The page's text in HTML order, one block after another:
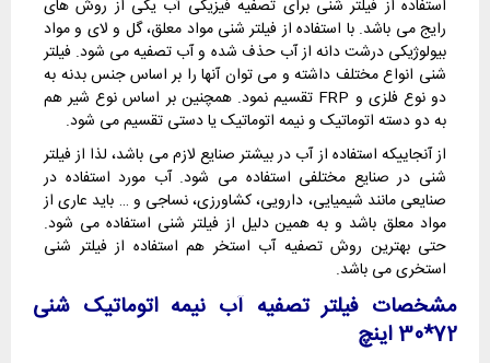
استفاده از فیلتر شنی برای تصفیه فیزیکی آب یکی از روش های
رایج می باشد. با استفاده از فیلتر شنی مواد معلق، گل و لای و مواد
بیولوژیکی درشت دانه از آب حذف شده و آب تصفیه می شود. فیلتر
شنی انواع مختلف داشته و می توان آنها را بر اساس جنس بدنه به
دو نوع فلزی و FRP تقسیم نمود. همچنین بر اساس نوع شیر هم
به دو دسته اتوماتیک و نیمه اتوماتیک یا دستی تقسیم می شود.
از آنجاییکه استفاده از آب در بیشتر صنایع لازم می باشد، لذا از فیلتر
شنی در صنایع مختلفی استفاده می شود. آب مورد استفاده در
صنایعی مانند شیمیایی، دارویی، کشاورزی، نساجی و … باید عاری از
مواد معلق باشد و به همین دلیل از فیلتر شنی استفاده می شود.
حتی بهترین روش تصفیه آب استخر هم استفاده از فیلتر شنی
استخری می باشد.
مشخصات فیلتر تصفیه آب نیمه اتوماتیک شنی
72*30 اینچ